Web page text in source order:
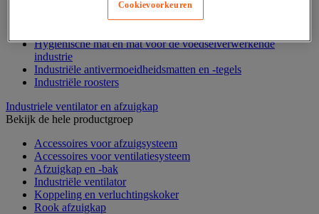
Accessoires voor matten en roosters
Hygiënische mat en mat voor de voedselverwerkende
industrie
Industriële antivermoeidheidsmatten en -tegels
Industriële roosters
Industriele ventilator en afzuigkap
Bekijk de hele productgroep
Accessoires voor afzuigsysteem
Accessoires voor ventilatiesysteem
Afzuigkap en -bak
Industriële ventilator
Koppeling en verluchtingskoker
Rook afzuigkap
Cookievoorkeuren